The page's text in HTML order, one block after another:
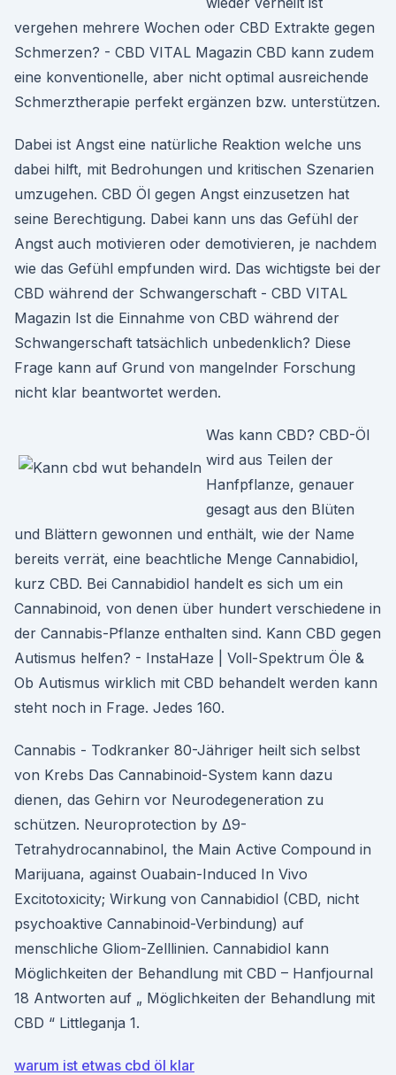
vergehen mehrere Wochen oder CBD Extrakte gegen
Schmerzen? - CBD VITAL Magazin CBD kann zudem
eine konventionelle, aber nicht optimal ausreichende
Schmerztherapie perfekt ergänzen bzw. unterstützen.
Dabei ist Angst eine natürliche Reaktion welche uns
dabei hilft, mit Bedrohungen und kritischen Szenarien
umzugehen. CBD Öl gegen Angst einzusetzen hat
seine Berechtigung. Dabei kann uns das Gefühl der
Angst auch motivieren oder demotivieren, je nachdem
wie das Gefühl empfunden wird. Das wichtigste bei der
CBD während der Schwangerschaft - CBD VITAL
Magazin Ist die Einnahme von CBD während der
Schwangerschaft tatsächlich unbedenklich? Diese
Frage kann auf Grund von mangelnder Forschung
nicht klar beantwortet werden.
Was kann CBD? CBD-Öl
wird aus Teilen der
Hanfpflanze, genauer
gesagt aus den Blüten
und Blättern gewonnen und enthält, wie der Name
bereits verrät, eine beachtliche Menge Cannabidiol,
kurz CBD. Bei Cannabidiol handelt es sich um ein
Cannabinoid, von denen über hundert verschiedene in
der Cannabis-Pflanze enthalten sind. Kann CBD gegen
Autismus helfen? - InstaHaze | Voll-Spektrum Öle &
Ob Autismus wirklich mit CBD behandelt werden kann
steht noch in Frage. Jedes 160.
Cannabis - Todkranker 80-Jähriger heilt sich selbst
von Krebs Das Cannabinoid-System kann dazu
dienen, das Gehirn vor Neurodegeneration zu
schützen. Neuroprotection by Δ9-
Tetrahydrocannabinol, the Main Active Compound in
Marijuana, against Ouabain-Induced In Vivo
Excitotoxicity; Wirkung von Cannabidiol (CBD, nicht
psychoaktive Cannabinoid-Verbindung) auf
menschliche Gliom-Zelllinien. Cannabidiol kann
Möglichkeiten der Behandlung mit CBD – Hanfjournal
18 Antworten auf „ Möglichkeiten der Behandlung mit
CBD “ Littleganja 1.
warum ist etwas cbd öl klar